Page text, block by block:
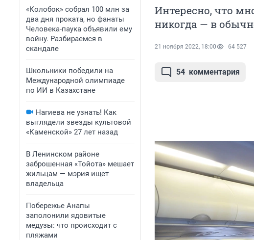
«Колобок» собрал 100 млн за
два дня проката, но фанаты
Человека-паука объявили ему
войну. Разбираемся в
скандале
Школьники победили на
Международной олимпиаде
по ИИ в Казахстане
Нагиева не узнать! Как
выглядели звезды культовой
«Каменской» 27 лет назад
В Ленинском районе
заброшенная «Тойота» мешает
жильцам — мэрия ищет
владельца
Побережье Анапы
заполонили ядовитые
медузы: что происходит с
пляжами
Интересно, что
никогда — в
21 ноября 2022, 18:00 64 527
54 комментария